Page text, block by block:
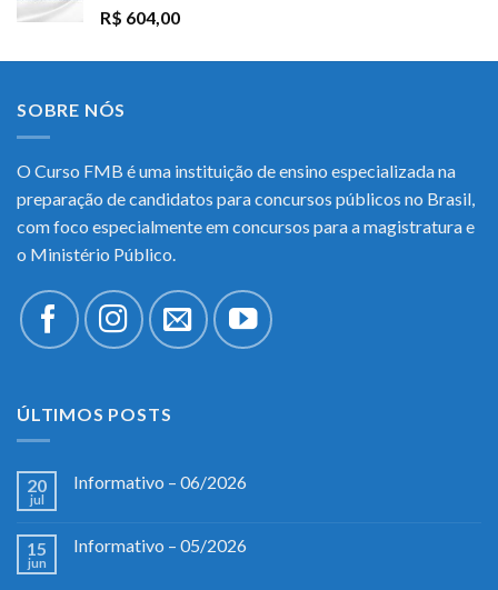
R$ 604,00
SOBRE NÓS
O Curso FMB é uma instituição de ensino especializada na
preparação de candidatos para concursos públicos no Brasil,
com foco especialmente em concursos para a magistratura e
o Ministério Público.
ÚLTIMOS POSTS
20
jul
Informativo – 06/2026
15
jun
Informativo – 05/2026